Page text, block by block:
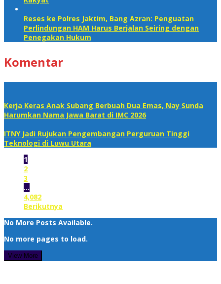
Reses ke Polres Jaktim, Bang Azran: Penguatan
Perlindungan HAM Harus Berjalan Seiring dengan
Penegakan Hukum
Komentar
Kerja Keras Anak Subang Berbuah Dua Emas, Nay Sunda
Harumkan Nama Jawa Barat di IMC 2026
ITNY Jadi Rujukan Pengembangan Perguruan Tinggi
Teknologi di Luwu Utara
1
2
3
…
4,082
Berikutnya
No More Posts Available.
No more pages to load.
View More